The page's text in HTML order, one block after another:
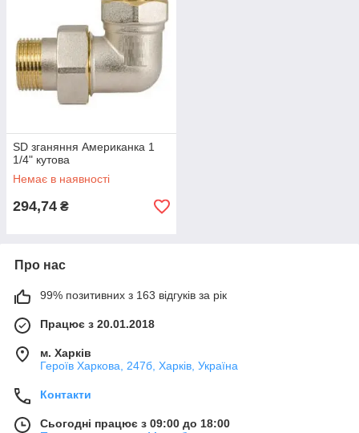
SD зганяння Американка 1
1/4" кутова
Немає в наявності
294,74 ₴
Про нас
99% позитивних з 163 відгуків за рік
Працює з 20.01.2018
м. Харків
Героїв Харкова, 247б, Харків, Україна
Контакти
Сьогодні працює з 09:00 до 18:00